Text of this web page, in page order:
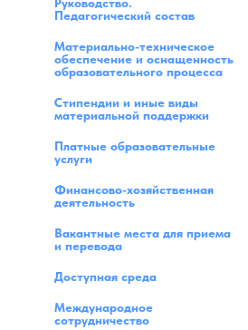
Стипендии и иные виды
материальной поддержки
Платные образовательные
услуги
Финансово-хозяйственная
деятельность
Педагогический состав
Вакантные места для приема
и перевода
Международное
сотрудничество
Материально-техническое
обеспечение и оснащенность
образовательного процесса
Доступная среда